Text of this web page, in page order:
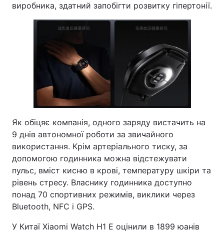
виробника, здатний запобігти розвитку гіпертонії.
Як обіцяє компанія, одного заряду вистачить на
9 днів автономної роботи за звичайного
використання. Крім артеріального тиску, за
допомогою годинника можна відстежувати
пульс, вміст кисню в крові, температуру шкіри та
рівень стресу. Власнику годинника доступно
понад 70 спортивних режимів, виклики через
Bluetooth, NFC і GPS.
У Китаї Xiaomi Watch H1 E оцінили в 1899 юанів